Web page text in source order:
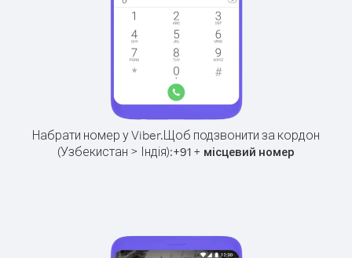
Набрати номер у Viber.Щоб подзвонити за кордон
(Узбекистан > Індія):+91 + місцевий номер